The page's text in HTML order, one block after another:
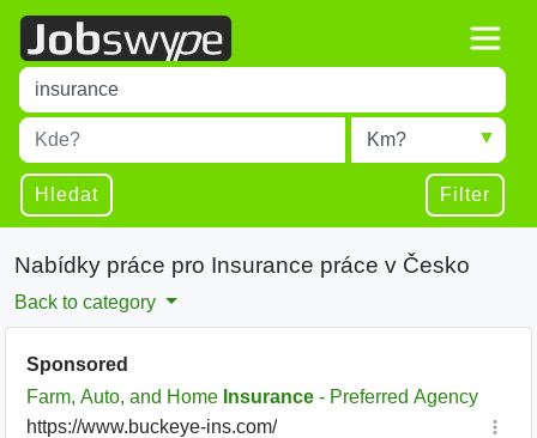
Title
Type 1 or more characters for results.
Místo
Type 1 or more characters for results.
Radius
Hledat Filter
Nabídky práce pro Insurance práce v Česko
Back to category